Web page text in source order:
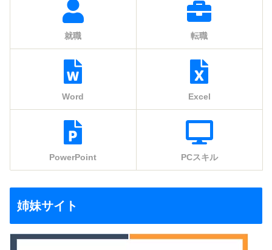
就職 転職
Word Excel
PowerPoint PCスキル
姉妹サイト